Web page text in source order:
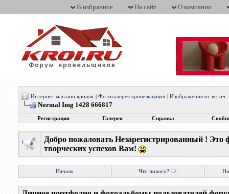
В избранное На сайт О компании
Интернет магазин кровли Фотогалерея кровельщиков Изображения от вятич
Normal Img 1428 666817
Регистрация Галерея Справка
Добро пожаловать Незарегистрированный !
творческих успехов Вам!
Начало Что нового?